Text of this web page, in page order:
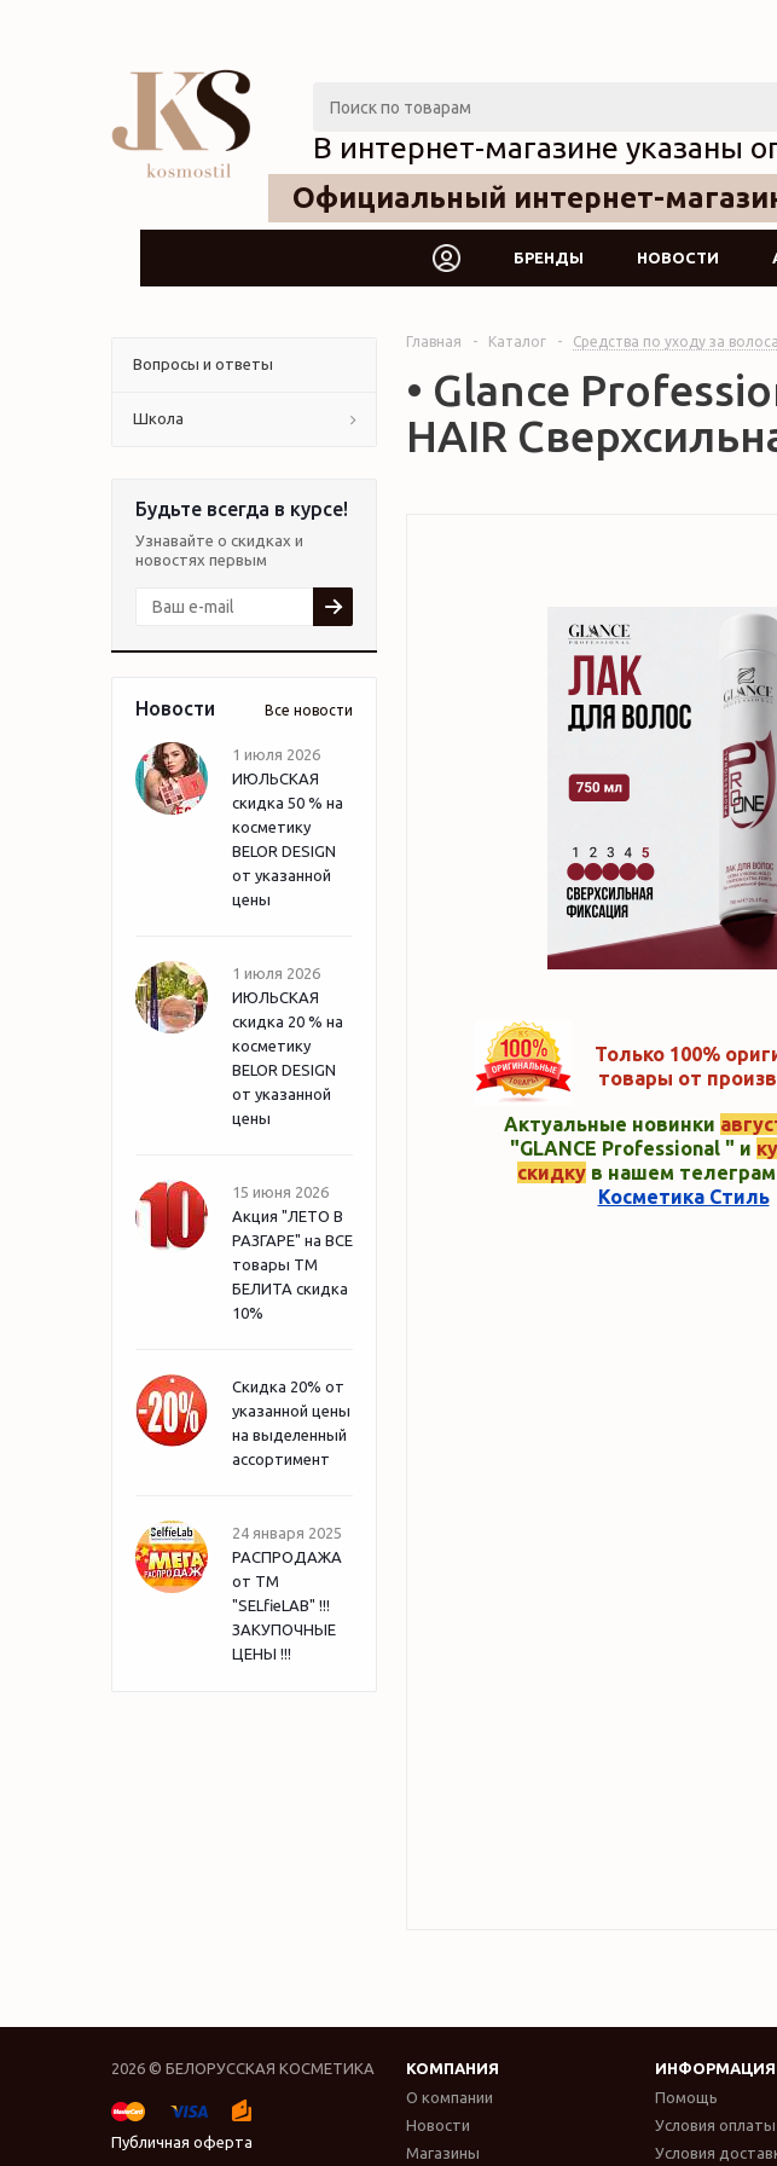
Официальный интернет-
В интернет-магазине указаны
БРЕНДЫ НОВОСТИ
Вопросы и ответы
Школа
Будьте всегда в курсе!
Узнавайте о скидках и
новостях первым
Новости Все новости
1 июля 2026
ИЮЛЬСКАЯ
скидка 50 % на
косметику
BELOR DESIGN
от указанной
цены
1 июля 2026
ИЮЛЬСКАЯ
скидка 20 % на
косметику
BELOR DESIGN
от указанной
цены
15 июня 2026
Акция "ЛЕТО В
РАЗГАРЕ" на ВСЕ
товары ТМ
БЕЛИТА скидка
10%
Скидка 20% от
указанной цены
на выделенный
ассортимент
24 января 2025
РАСПРОДАЖА
от ТМ
"SELfieLAB" !!!
ЗАКУПОЧНЫЕ
ЦЕНЫ !!!
Главная - Каталог - Средства по уходу за
• Glance
HAIR
Только 100%
товары от
Актуальные новинки
"GLANCE Professional " и
скидкув нашем телеграм
Косметика Стиль
2026 © БЕЛОРУССКАЯ КОСМЕТИКА
Публичная оферта
КОМПАНИЯ ИНФОРМАЦИЯ
О компании
Новости
Магазины
Помощь
Условия оплаты
Условия